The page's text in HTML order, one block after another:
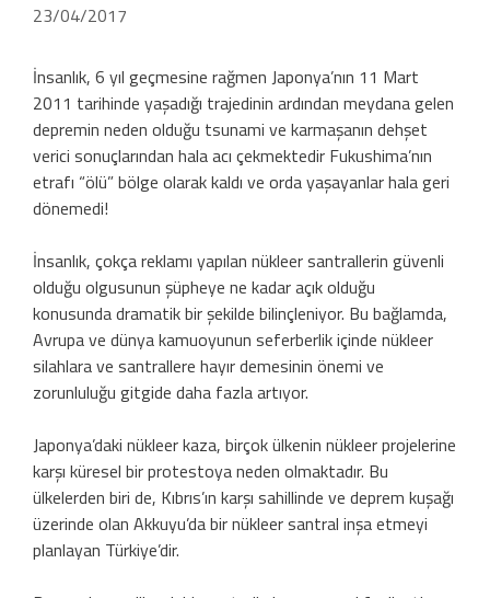
23/04/2017
İnsanlık, 6 yıl geçmesine rağmen Japonya’nın 11 Mart
2011 tarihinde yaşadığı trajedinin ardından meydana gelen
depremin neden olduğu tsunami ve karmaşanın dehşet
verici sonuçlarından hala acı çekmektedir Fukushima’nın
etrafı “ölü” bölge olarak kaldı ve orda yaşayanlar hala geri
dönemedi!
İnsanlık, çokça reklamı yapılan nükleer santrallerin güvenli
olduğu olgusunun şüpheye ne kadar açık olduğu
konusunda dramatik bir şekilde bilinçleniyor. Bu bağlamda,
Avrupa ve dünya kamuoyunun seferberlik içinde nükleer
silahlara ve santrallere hayır demesinin önemi ve
zorunluluğu gitgide daha fazla artıyor.
Japonya’daki nükleer kaza, birçok ülkenin nükleer projelerine
karşı küresel bir protestoya neden olmaktadır. Bu
ülkelerden biri de, Kıbrıs’ın karşı sahillinde ve deprem kuşağı
üzerinde olan Akkuyu’da bir nükleer santral inşa etmeyi
planlayan Türkiye’dir.